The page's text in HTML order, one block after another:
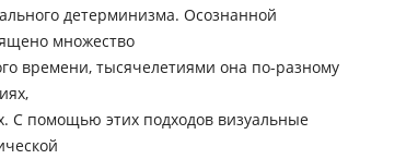
детерминизма. Осознанной
множество
времени, тысячелетиями она по-разному
С помощью этих подходов визуальные